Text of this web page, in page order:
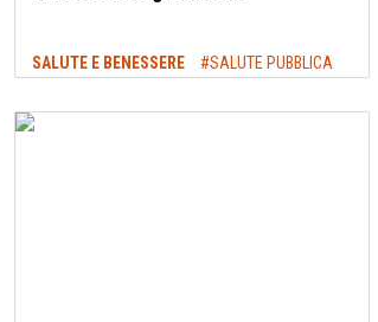
#SALUTE E BENESSERE
SALUTE E BENESSERE #SALUTE PUBBLICA